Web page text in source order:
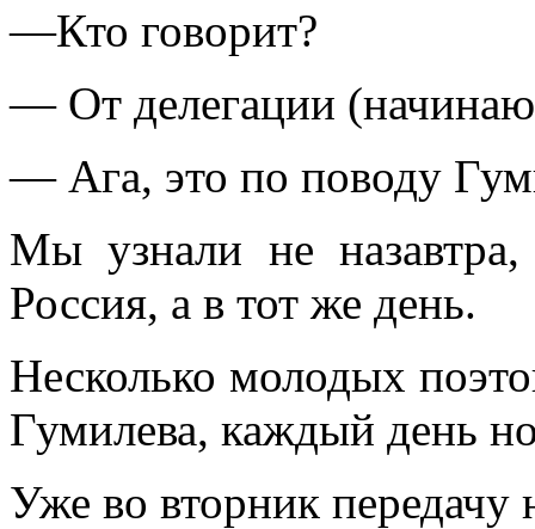
—Кто говорит?
— От делегации
— Ага, это по поводу
Мы узнали не
Россия, а в тот же день.
Несколько молодых
Гумилева, каждый день
Уже во вторник передачу